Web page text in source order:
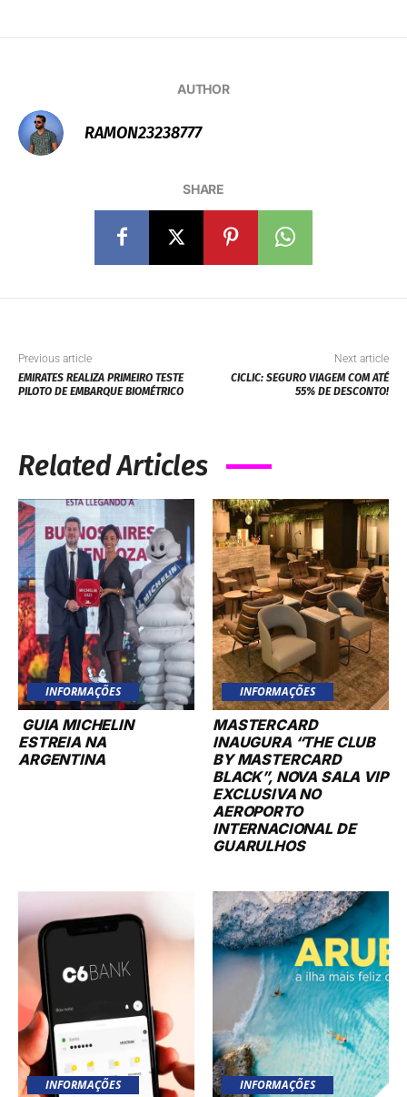
AUTHOR
RAMON23238777
SHARE
Previous article
EMIRATES REALIZA PRIMEIRO TESTE
PILOTO DE EMBARQUE BIOMÉTRICO
Next article
CICLIC: SEGURO VIAGEM COM ATÉ
55% DE DESCONTO!
Related Articles
INFORMAÇÕES
GUIA MICHELIN
ESTREIA NA
ARGENTINA
INFORMAÇÕES
MASTERCARD
INAUGURA “THE CLUB
BY MASTERCARD
BLACK”, NOVA SALA VIP
EXCLUSIVA NO
AEROPORTO
INTERNACIONAL DE
GUARULHOS
INFORMAÇÕES INFORMAÇÕES